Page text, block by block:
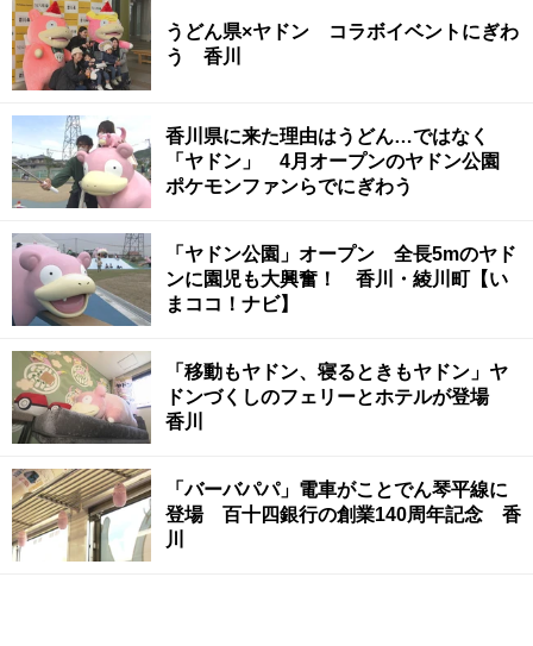
うどん県×ヤドン コラボイベントにぎわ
う 香川
香川県に来た理由はうどん…ではなく
「ヤドン」 4月オープンのヤドン公園
ポケモンファンらでにぎわう
「ヤドン公園」オープン 全長5mのヤド
ンに園児も大興奮！ 香川・綾川町【い
まココ！ナビ】
「移動もヤドン、寝るときもヤドン」ヤ
ドンづくしのフェリーとホテルが登場
香川
「バーバパパ」電車がことでん琴平線に
登場 百十四銀行の創業140周年記念 香
川